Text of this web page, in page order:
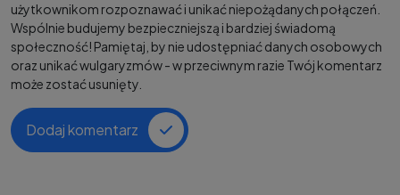
użytkownikom rozpoznawać i unikać niepożądanych połączeń.
Wspólnie budujemy bezpieczniejszą i bardziej świadomą
społeczność! Pamiętaj, by nie udostępniać danych osobowych
oraz unikać wulgaryzmów - w przeciwnym razie Twój komentarz
może zostać usunięty.
Dodaj komentarz